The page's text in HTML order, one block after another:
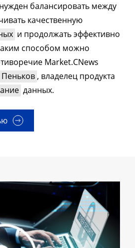
балансировать между
качественную
и продолжать эффективно
способом можно
Market.CNews
, владелец продукта
данных.